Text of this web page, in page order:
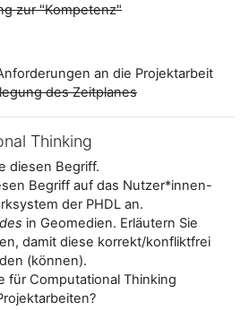
zur "Kompetenz"
an die Projektarbeit
des Zeitplanes
Thinking
diesen Begriff.
Begriff auf das Nutzer*innen-
der PHDL an.
in Geomedien. Erläutern Sie
damit diese korrekt/konfliktfrei
(können).
für Computational Thinking